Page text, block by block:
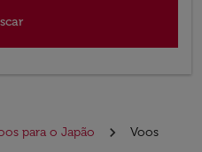
para o Japão
Voos